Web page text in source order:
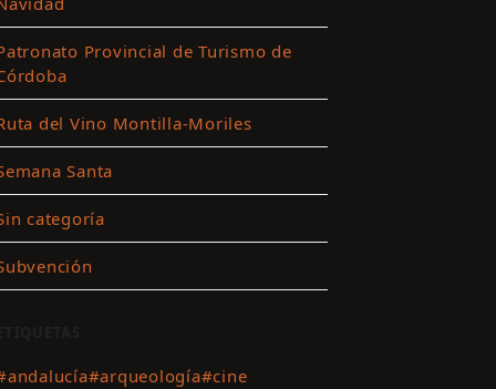
Provincial de Turismo de
del Vino Montilla-Moriles
Santa
categoría
#arqueología#cine